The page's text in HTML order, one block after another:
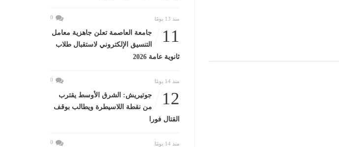
منذ 13 يومًا 0
11
جامعة العاصمة تعلن جاهزية معامل
التنسيق الإلكتروني لاستقبال طلاب
ثانوية عامة 2026
منذ 14 يومًا 0
12
جوتيريش: الشرق الأوسط يقترب
من نقطة اللاسيطرة ويطالب بوقف
القتال فورا
منذ 14 يومًا 0